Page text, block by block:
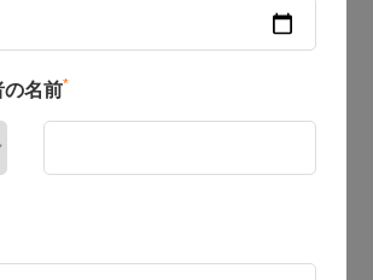
の名前*